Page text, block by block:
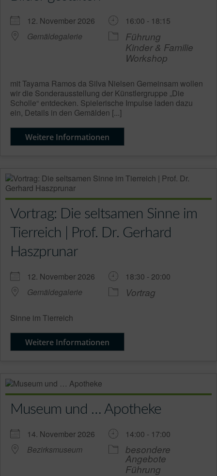
12. November 2026
16:00 - 18:15
Gemäldegalerie
Führung
Kinder & Familie
Workshop
mit Tayama Ramos da Silva Nielsen Gemeinsam wollen
wir die Sonderausstellung der Künstlergruppe „Die
Scholle“ entdecken. Spielerische Impulse laden dazu
ein, Details in den Gemälden [...]
Weitere Informationen
Vortrag: Die seltsamen Sinne im
Tierreich | Prof. Dr. Gerhard
Haszprunar
12. November 2026
18:30 - 20:00
Gemäldegalerie
Vortrag
Sinne im Tierreich
Weitere Informationen
Museum und … Apotheke
14. November 2026
14:00 - 17:00
Bezirksmuseum
besondere
Angebote
Führung